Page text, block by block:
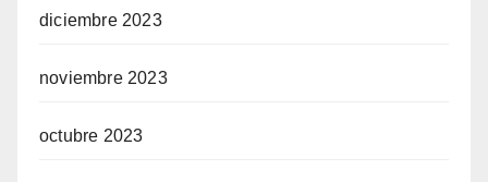
diciembre 2023
noviembre 2023
octubre 2023